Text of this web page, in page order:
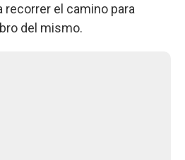
el camino para
del mismo.